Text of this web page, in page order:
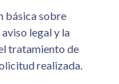
realizada.